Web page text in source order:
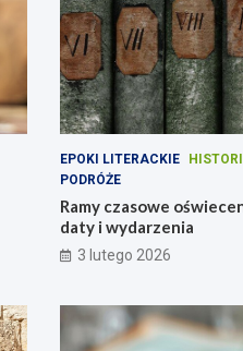
EPOKI LITERACKIE
PODRÓŻE
Ramy czasowe
daty i wydarzenia
3 lutego 2026